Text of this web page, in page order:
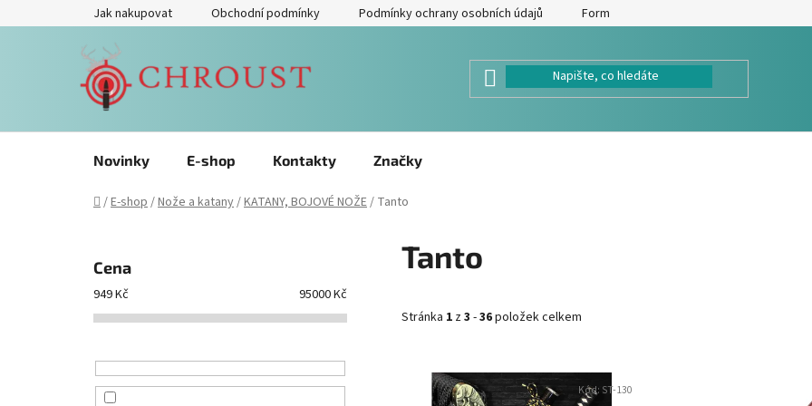
na
Jak nakupovat Obchodní podmínky Podmínky ochrany osobních údajů Formulář pro odstoupení od kupní smlouvy
Novinky E-shop Kontakty Značky
Domů
/E-shop/Nože a katany/KATANY, BOJOVÉ NOŽE/ Tanto
Cena
949Kč 95000Kč
Tanto
Stránka 1 z3 -36položek celkem
Kód: ST-130